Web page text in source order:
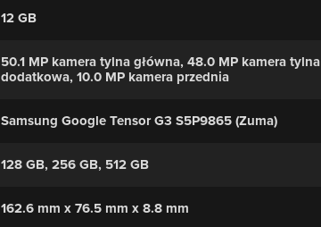
12 GB
50.1 MP kamera tylna główna, 48.0 MP kamera tylna
dodatkowa, 10.0 MP kamera przednia
Samsung Google Tensor G3 S5P9865 (Zuma)
128 GB, 256 GB, 512 GB
162.6 mm x 76.5 mm x 8.8 mm